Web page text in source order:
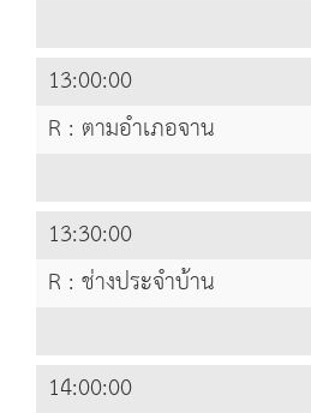
13:00:00
R : ตามอำเภอจาน
13:30:00
R : ช่างประจำบ้าน
14:00:00